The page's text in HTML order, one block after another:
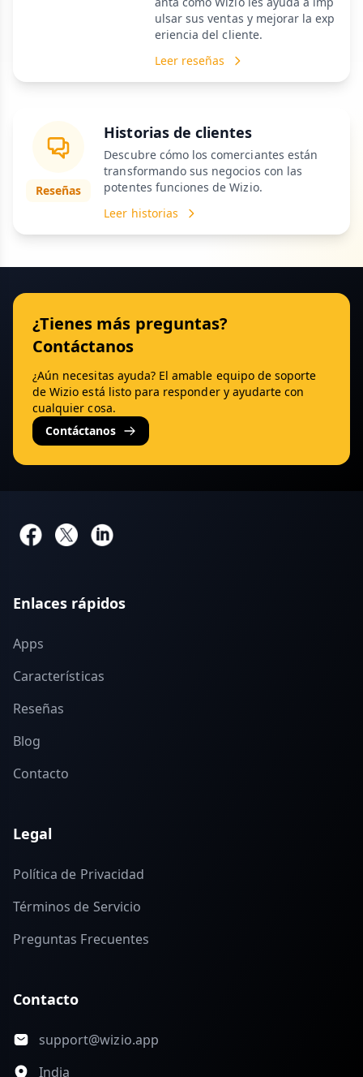
ulsar sus ventas y mejorar la exp
eriencia del cliente.
Leer reseñas
Reseñas
Historias de clientes
Descubre cómo los comerciantes están
transformando sus negocios con las
potentes funciones de Wizio.
Leer historias
¿Tienes más preguntas?
Contáctanos
¿Aún necesitas ayuda? El amable equipo de soporte
de Wizio está listo para responder y ayudarte con
cualquier cosa.
Contáctanos
Enlaces rápidos
Apps
Características
Reseñas
Blog
Contacto
Legal
Política de Privacidad
Términos de Servicio
Preguntas Frecuentes
Contacto
support@wizio.app
India